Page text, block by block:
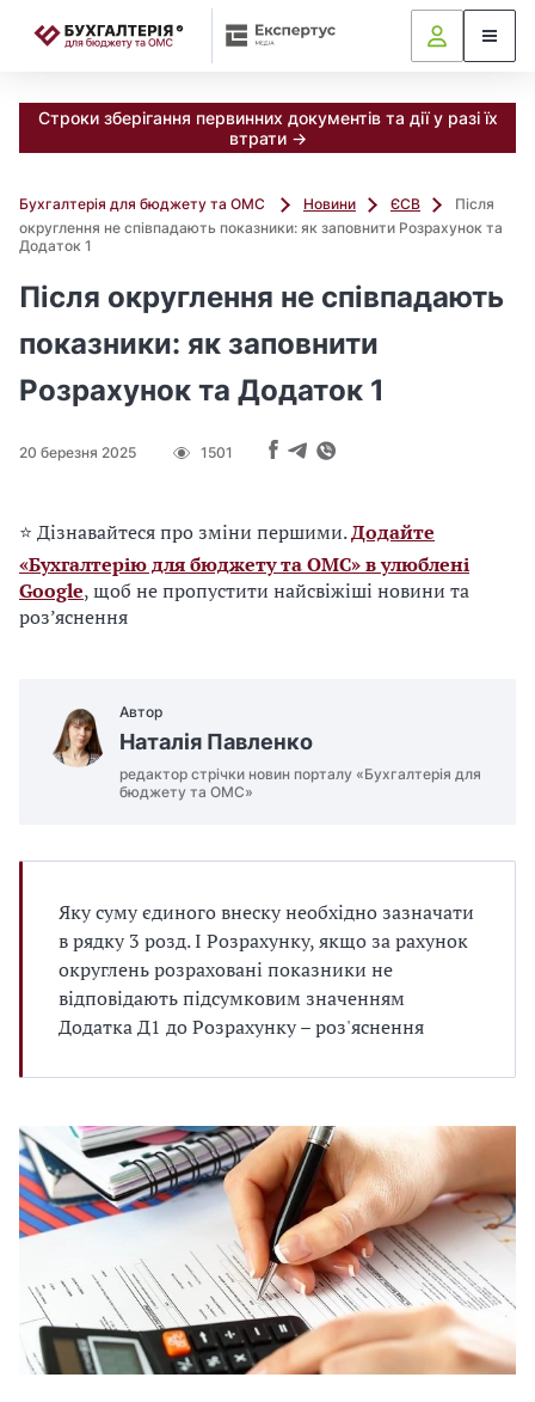
Строки зберігання первинних документів та дії у разі їх
втрати →
Бухгалтерія для бюджету та ОМС Новини ЄСВ
Після
округлення не співпадають показники: як заповнити Розрахунок та
Додаток 1
Після округлення не співпадають
показники: як заповнити
Розрахунок та Додаток 1
20 березня 2025 1501
⭐ Дізнавайтеся про зміни першими.Додайте
«Бухгалтерію для бюджету та ОМС» в улюблені
Google, щоб не пропустити найсвіжіші новини та
роз’яснення
Автор
Наталія Павленко
редактор стрічки новин порталу «Бухгалтерія для
бюджету та ОМС»
Яку суму єдиного внеску необхідно зазначати
в рядку 3 розд. І Розрахунку, якщо за рахунок
округлень розраховані показники не
відповідають підсумковим значенням
Додатка Д1 до Розрахунку – роз'яснення